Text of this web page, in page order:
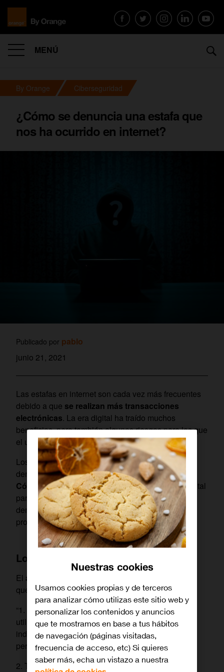
MENÚ
By Orange Ciberseguridad
¿Cómo se denuncia una estafa que
nos ha ocurrido en internet?
Publicado por pablo
junio 21, 2021
Las estafas en internet son cada vez más frecuentes
debido a que se realizan más transacciones
electrónicas. La era digital ha traído muchos
beneficios, pero también algunos riesgos para los que
el usuario no siempre está preparado.
Los
delitosonlineno están exentos de ser
denunciables, de hecho, inclusose recogen en el
Código Penal. Aunque la prevención es fundamental
para evitar ser víctimas de ellos, saber dónde
denunciarlos también es muy importante para
proteger los derechos de los individuos.
Los delitos
El artículo 248 del Código Penal
que se consideran estafas:
“1. Cometen estafa los que, con ánimo de lucro,
utilizan el engaño para producir error en otro,
induciéndolo a realizar un acto de disposición en
perjuicio propio o ajeno.
2. También se consideran reos de estafa:
Nuestras cookies
Usamos cookies propias y de terceros
para analizar cómo utilizas este sitio web y
personalizar los contenidos y anuncios
que te mostramos en base a tus hábitos
de navegación (páginas visitadas,
frecuencia de acceso, etc) Si quieres
saber más, echa un vistazo a nuestra